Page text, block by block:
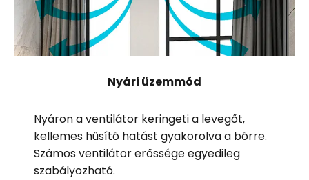
Nyári üzemmód
Nyáron a ventilátor keringeti a levegőt,
kellemes hűsítő hatást gyakorolva a bőrre.
Számos ventilátor erőssége egyedileg
szabályozható.